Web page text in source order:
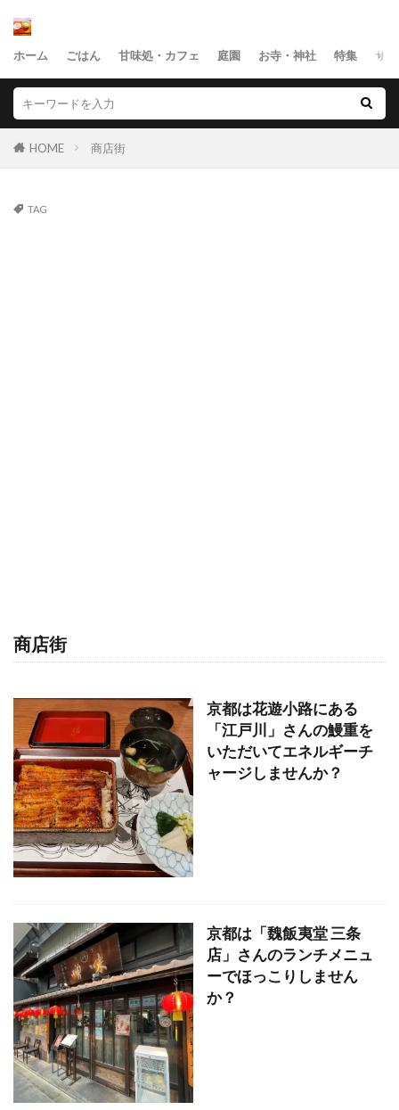
ホーム ごはん 甘味処・カフェ 庭園 お寺・神社 特集 サ
HOME 商店街
TAG
商店街
京都は花遊小路にある
「江戸川」さんの鰻重を
いただいてエネルギーチ
ャージしませんか？
京都は「魏飯夷堂 三条
店」さんのランチメニュ
ーでほっこりしません
か？